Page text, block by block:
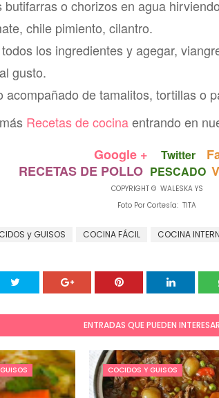
butifarras o chorizos en agua
chile pimiento, cilantro.
los ingredientes y agegar,
gusto.
acompañado de tamalitos, tortillaso
Recetas decocinaentrando en
Google +
Twitter
RECETAS DE POLLO PESCADO
COPYRIGHT © WALESKA YS
Foto Por Cortesía: TITA
y GUISOS COCINA FÁCIL COCINA
ENTRADAS QUE PUEDEN
COCIDOS Y GUISOS